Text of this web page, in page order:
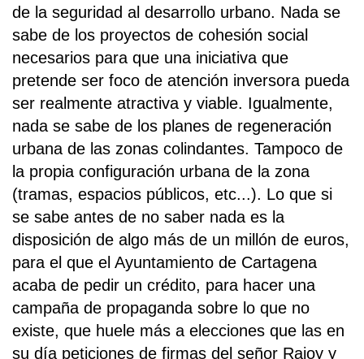
de la seguridad al desarrollo urbano. Nada se
sabe de los proyectos de cohesión social
necesarios para que una iniciativa que
pretende ser foco de atención inversora pueda
ser realmente atractiva y viable. Igualmente,
nada se sabe de los planes de regeneración
urbana de las zonas colindantes. Tampoco de
la propia configuración urbana de la zona
(tramas, espacios públicos, etc...). Lo que si
se sabe antes de no saber nada es la
disposición de algo más de un millón de euros,
para el que el Ayuntamiento de Cartagena
acaba de pedir un crédito, para hacer una
campaña de propaganda sobre lo que no
existe, que huele más a elecciones que las en
su día peticiones de firmas del señor Rajoy y